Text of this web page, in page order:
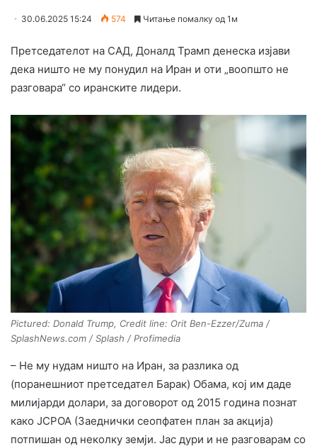
30.06.2025 15:24 574 Читање помалку од 1м
Претседателот на САД, Доналд Трамп денеска изјави
дека ништо не му понудил на Иран и оти „воопшто не
разговара“ со иранските лидери.
Pictured: Donald Trump, Credit line: Orit Ben-Ezzer/Zuma /
SplashNews.com / Splash / Profimedia
– Не му нудам ништо на Иран, за разлика од
(поранешниот претседател Барак) Обама, кој им даде
милијарди долари, за договорот од 2015 година познат
како JCPOA (Заеднички сеопфатен план за акција)
потпишан од неколку земји. Јас дури и не разговарам со